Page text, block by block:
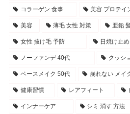
コラーゲン 食事 美容 プロテイ
美容 薄毛 女性 対策 亜鉛
女性 抜け毛 予防 日焼け止め
ノーファンデ 40代 クッシ
ベースメイク 50代 崩れない メイ
健康習慣 レアフィート
インナーケア シミ 消す 方法